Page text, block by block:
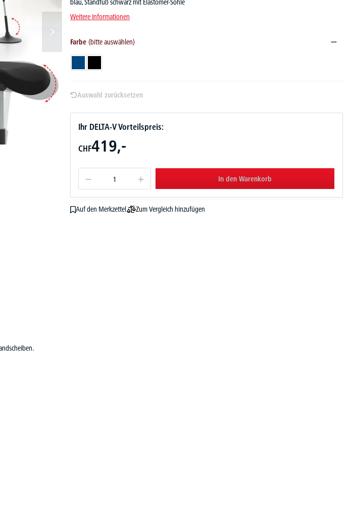
blau, Standfuß schwarz mit Elastomer-Sohle
Weitere Informationen
Farbe (bitte auswählen)
Auswahl zurücksetzen
Ihr DELTA-V Vorteilspreis:
CHF419,-
In den Warenkorb
Auf den Merkzettel
Zum Vergleich hinzufügen